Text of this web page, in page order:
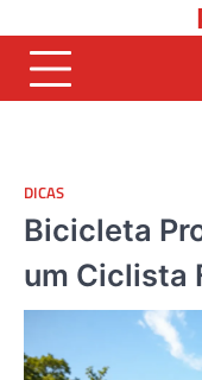
to
content
DICAS
Bicicleta
um Ciclista